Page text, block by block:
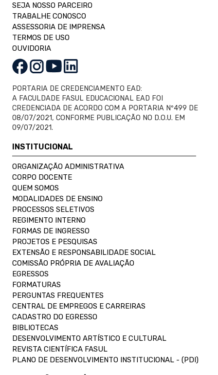
SEJA NOSSO PARCEIRO
TRABALHE CONOSCO
ASSESSORIA DE IMPRENSA
TERMOS DE USO
OUVIDORIA
PORTARIA DE CREDENCIAMENTO EAD:
A FACULDADE FASUL EDUCACIONAL EAD FOI
CREDENCIADA DE ACORDO COM A PORTARIA Nº499 DE
08/07/2021, CONFORME PUBLICAÇÃO NO D.O.U. EM
09/07/2021.
INSTITUCIONAL
ORGANIZAÇÃO ADMINISTRATIVA
CORPO DOCENTE
QUEM SOMOS
MODALIDADES DE ENSINO
PROCESSOS SELETIVOS
REGIMENTO INTERNO
FORMAS DE INGRESSO
PROJETOS E PESQUISAS
EXTENSÃO E RESPONSABILIDADE SOCIAL
COMISSÃO PRÓPRIA DE AVALIAÇÃO
EGRESSOS
FORMATURAS
PERGUNTAS FREQUENTES
CENTRAL DE EMPREGOS E CARREIRAS
CADASTRO DO EGRESSO
BIBLIOTECAS
DESENVOLVIMENTO ARTÍSTICO E CULTURAL
REVISTA CIENTÍFICA FASUL
PLANO DE DESENVOLVIMENTO INSTITUCIONAL - (PDI)